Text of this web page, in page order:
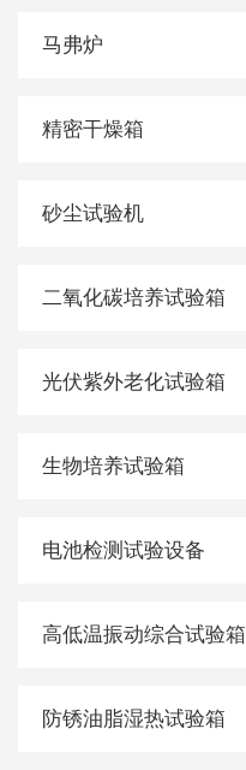
马弗炉
精密干燥箱
砂尘试验机
二氧化碳培养试验箱
光伏紫外老化试验箱
生物培养试验箱
电池检测试验设备
高低温振动综合试验箱
防锈油脂湿热试验箱